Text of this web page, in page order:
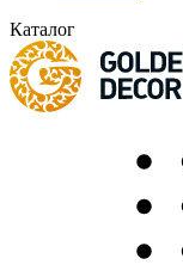
Каталог